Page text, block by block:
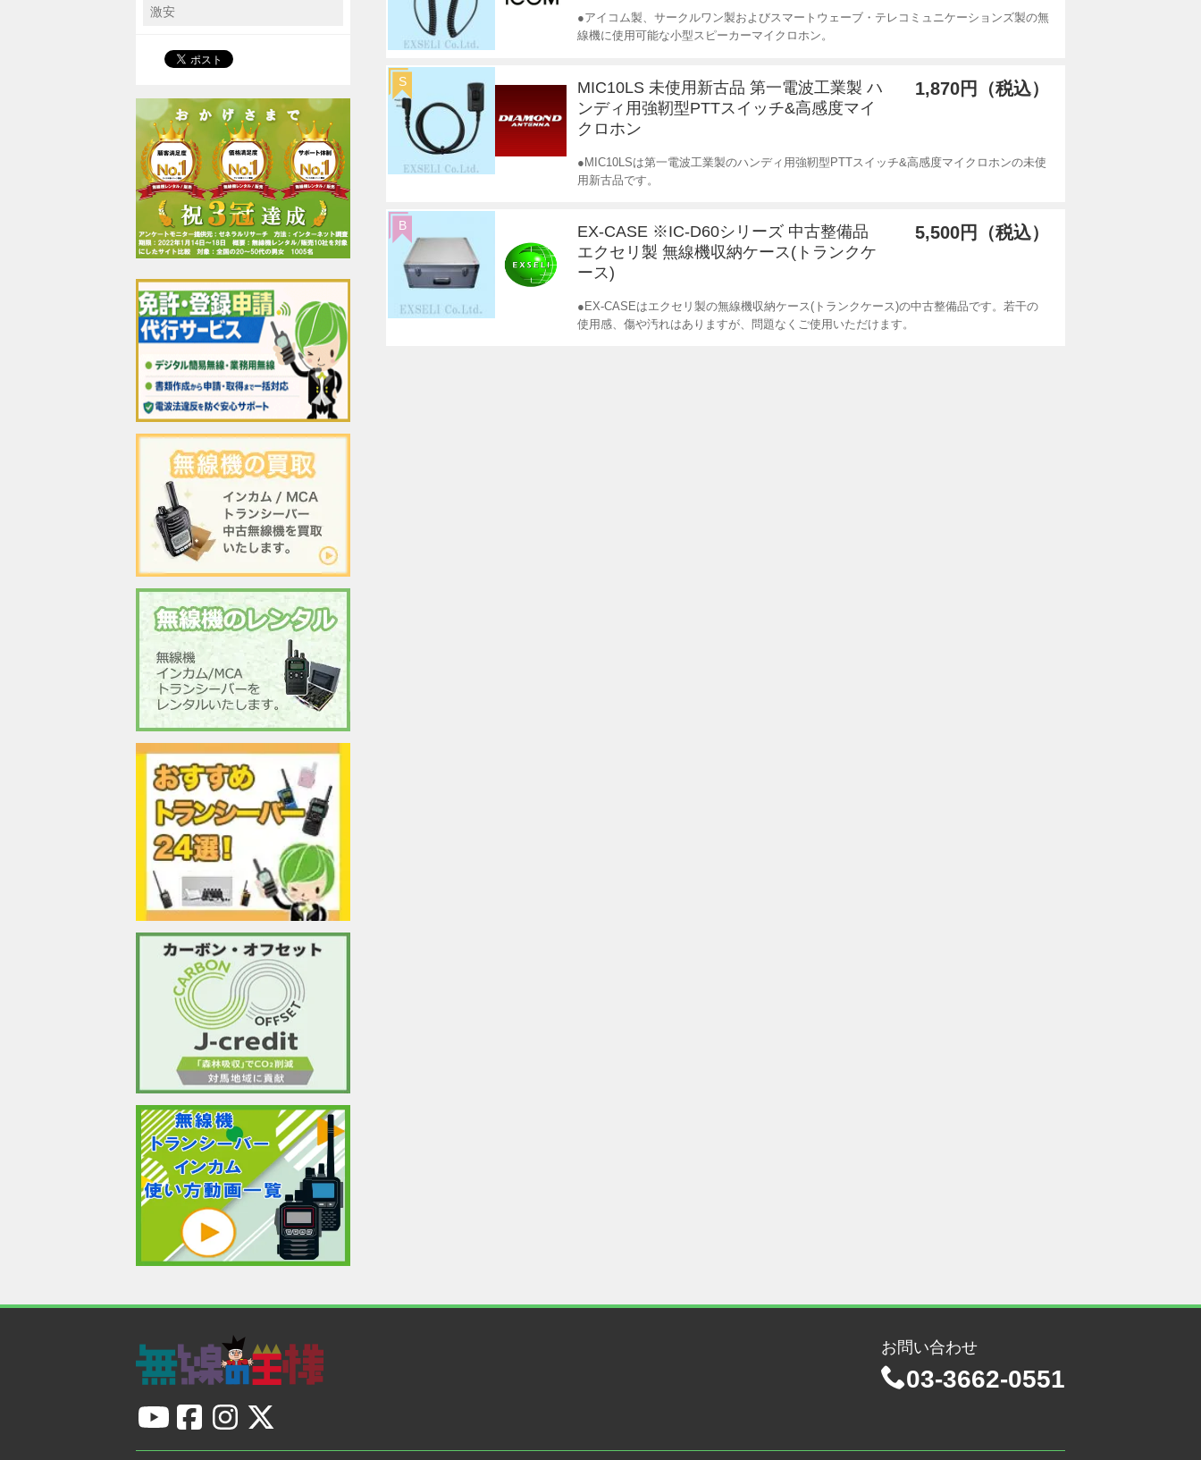
●アイコム製、サークルワン製およびスマートウェーブ・テレコミュニケーションズ製の無
線機に使用可能な小型スピーカーマイクロホン。
MIC10LS 未使用新古品 第一電波工業製 ハ
ンディ用強靭型PTTスイッチ&高感度マイ
クロホン
1,870円（税込）
●MIC10LSは第一電波工業製のハンディ用強靭型PTTスイッチ&高感度マイクロホンの未使
用新古品です。
S
EX-CASE ※IC-D60シリーズ 中古整備品
エクセリ製 無線機収納ケース(トランクケ
ース)
5,500円（税込）
●EX-CASEはエクセリ製の無線機収納ケース(トランクケース)の中古整備品です。若干の
使用感、傷や汚れはありますが、問題なくご使用いただけます。
B
激安
お問い合わせ
03-3662-0551